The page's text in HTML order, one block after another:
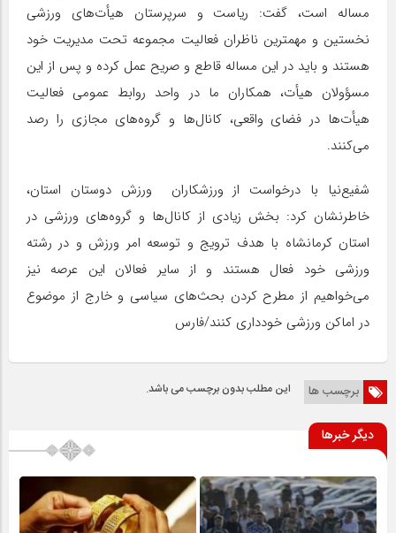
مساله است، گفت: ریاست و سرپرستان هیأت‌های ورزشی
نخستین و مهمترین ناظران فعالیت مجموعه تحت مدیریت خود
هستند و باید در این مساله قاطع و صریح عمل کرده و پس از این
مسؤولان هیأت، همکاران ما در واحد روابط عمومی فعالیت
هیأت‌ها در فضای واقعی، کانال‌ها و گروه‌های مجازی را رصد
می‌کنند.
شفیع‌نیا با درخواست از ورزشکاران ورزش دوستان استان،
خاطرنشان کرد: بخش زیادی از کانال‌ها و گروه‌های ورزشی در
استان کرمانشاه با هدف ترویج و توسعه امر ورزش و در رشته
ورزشی خود فعال هستند و از سایر فعالان این عرصه نیز
می‌خواهیم از مطرح کردن بحث‌های سیاسی و خارج از موضوع
در اماکن ورزشی خودداری کنند/فارس
برچسب ها این مطلب بدون برچسب می باشد.
دیگر خبرها